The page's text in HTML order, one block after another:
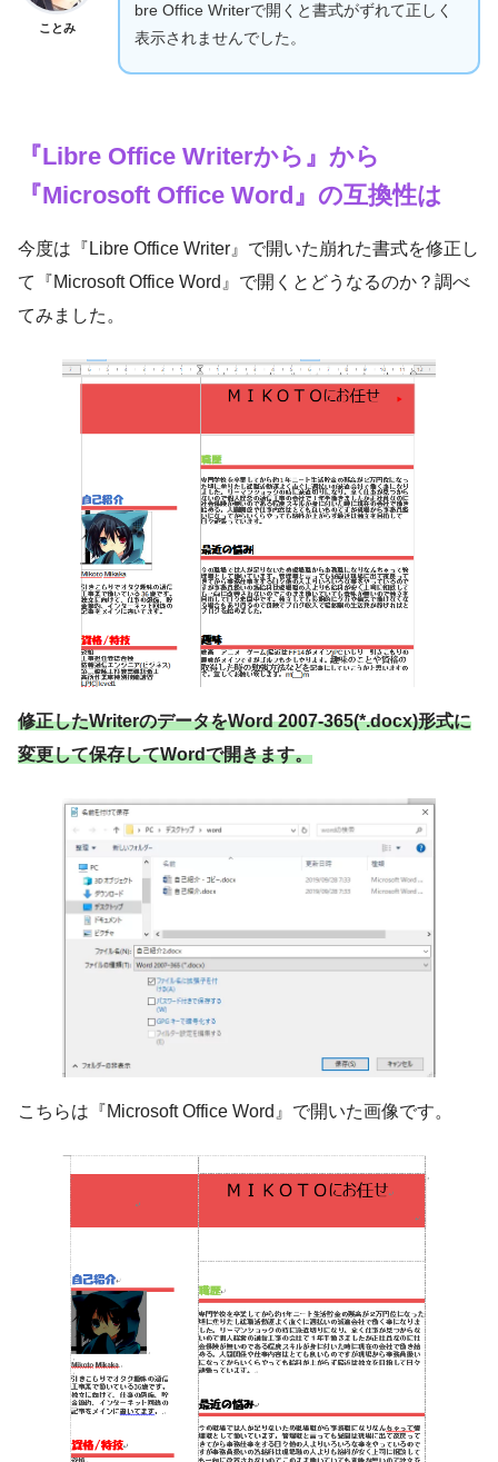
ことみ
bre Office Writerで開くと書式がずれて正しく
表示されませんでした。
『Libre Office Writerから』から
『Microsoft Office Word』の互換性は
今度は『Libre Office Writer』で開いた崩れた書式を修正し
て『Microsoft Office Word』で開くとどうなるのか？調べ
てみました。
修正したWriterのデータをWord 2007-365(*.docx)形式に
変更して保存してWordで開きます。
こちらは『Microsoft Office Word』で開いた画像です。